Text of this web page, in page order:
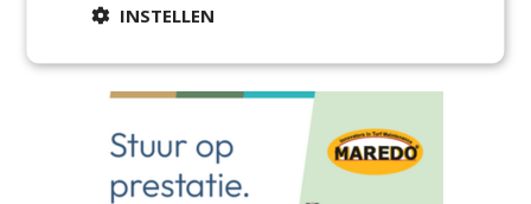
Summit 2027
INSTELLEN